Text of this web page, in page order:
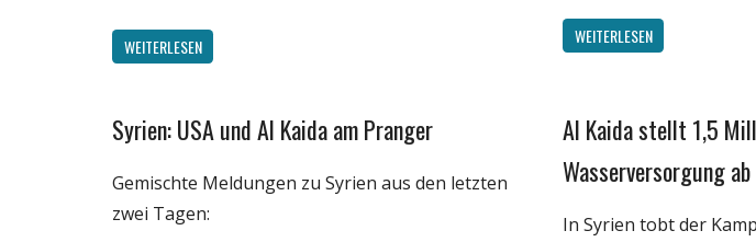
WEITERLESEN WEITERLESEN
Gesellschaft
Politik
Wissenschaft
Syrien: USA und Al Kaida am Pranger
Gemischte Meldungen zu Syrien aus den letzten
zwei Tagen:
Gesellschaft
Medien
Wissenschaft
Al Kaida stellt 1,5
Wasserversorgung ab
In Syrien tobt der